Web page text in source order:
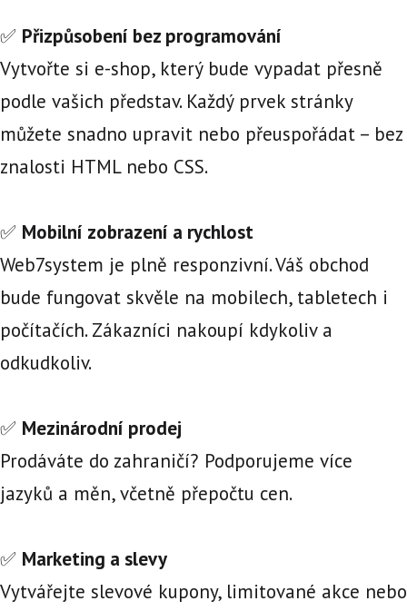
✅ Přizpůsobení bez programování
Vytvořte si e-shop, který bude vypadat přesně
podle vašich představ. Každý prvek stránky
můžete snadno upravit nebo přeuspořádat – bez
znalosti HTML nebo CSS.
✅ Mobilní zobrazení a rychlost
Web7system je plně responzivní. Váš obchod
bude fungovat skvěle na mobilech, tabletech i
počítačích. Zákazníci nakoupí kdykoliv a
odkudkoliv.
✅ Mezinárodní prodej
Prodáváte do zahraničí? Podporujeme více
jazyků a měn, včetně přepočtu cen.
✅ Marketing a slevy
Vytvářejte slevové kupony, limitované akce nebo